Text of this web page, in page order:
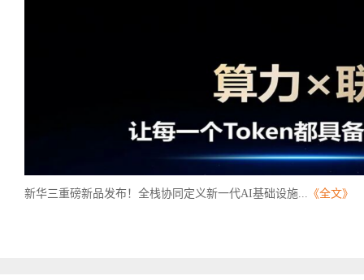
新华三重磅新品发布！全栈协同定义新一代AI基础设施... 《全文》